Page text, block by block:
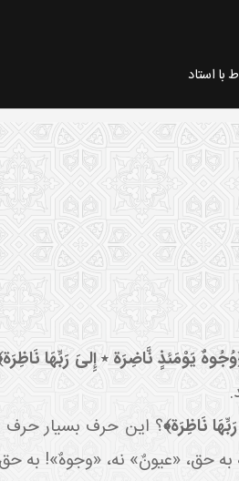
با استاد
يَوْمَئذٍ نَّاضِرَة ٭ إِلىَ‏ رَبِّهَا
نَاظِرَة﴾؟ اين حرف بسيار حرف
حق، «عيونٌ» نه، «وجوهٌ»! به